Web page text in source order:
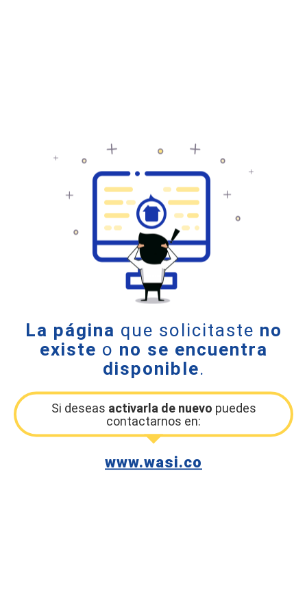
La página que solicitaste no
existe o no se encuentra
disponible.
Si deseas activarla de nuevo puedes
contactarnos en:
www.wasi.co